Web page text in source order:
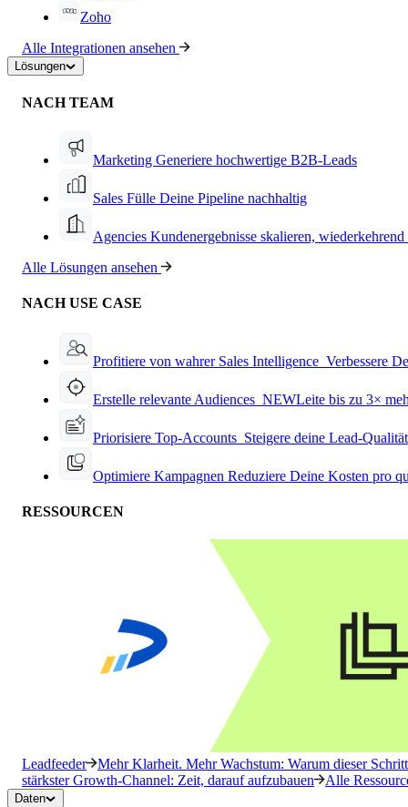
Zoho
Alle Integrationen ansehen
Lösungen
NACH TEAM
Marketing Generiere hochwertige B2B-Leads
Sales Fülle Deine Pipeline nachhaltig
Agencies Kundenergebnisse skalieren,
Alle Lösungen ansehen
NACH USE CASE
Profitiere von wahrer Sales Intelligence Verbessere
Erstelle relevante Audiences NEWLeite bis zu 3×
Priorisiere Top-Accounts Steigere deine Lead-
Optimiere Kampagnen Reduziere Deine Kosten pro
RESSOURCEN
Leadfeeder
Mehr Klarheit. Mehr Wachstum: Warum dieser
stärkster Growth-Channel: Zeit, darauf aufzubauen
Alle
Daten